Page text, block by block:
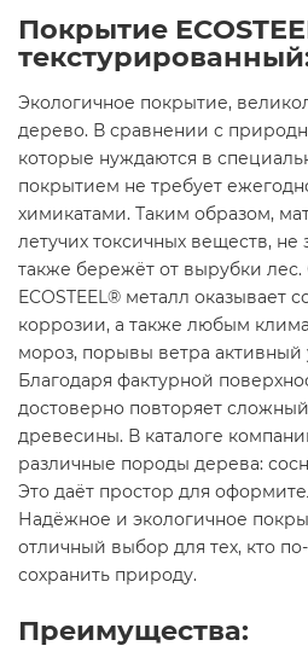
Покрытие
Экологичное покрытие,
дерево. В сравнении с
которые нуждаются в
покрытием не требует
химикатами. Таким образом,
летучих токсичных веществ, не
также бережёт от вырубки
ECOSTEEL® металл оказывает
коррозии, а также любым
мороз, порывы ветра активный
Благодаря фактурной
достоверно повторяет
древесины. В каталоге
различные породы дерева:
Это даёт простор для
Надёжное и экологичное
отличный выбор для тех, кто
сохранить природу.
Преимущества: